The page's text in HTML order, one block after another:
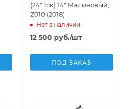
(24" 1ск) 14" Малиновый,
Z010 (2018)
Нет в наличии
12 500 руб./шт
ПОД ЗАКАЗ